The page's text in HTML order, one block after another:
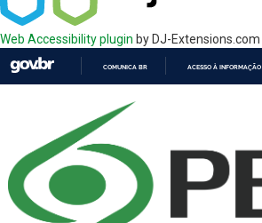
Web Accessibility plugin by DJ-Extensions.com
COMUNICA BR ACESSO À INFORMAÇÃO